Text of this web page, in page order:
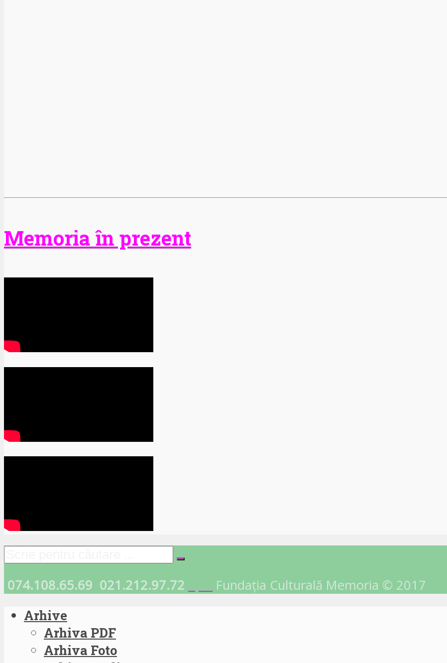
Memoria în prezent
074.108.65.69 021.212.97.72 Fundația Culturală Memoria © 2017
Arhive
Arhiva PDF
Arhiva Foto